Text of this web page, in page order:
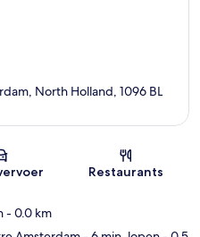
North Holland, 1096 BL
Restaurants
- 0.0 km